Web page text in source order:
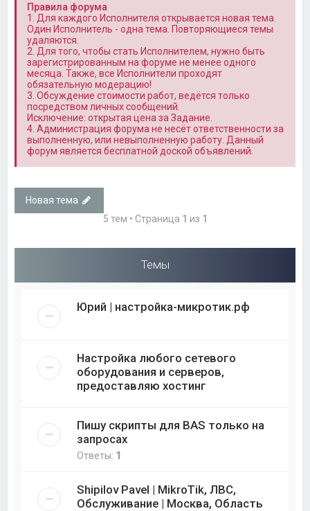
Правила форума
1. Для каждого Исполнителя открывается новая тема.
Один Исполнитель - одна тема. Повторяющиеся темы
удаляются.
2. Для того, чтобы стать Исполнителем, нужно быть
зарегистрированным на форуме не менее одного
месяца. Также, все Исполнители проходят
обязательную модерацию!
3. Обсуждение стоимости работ, ведётся только
посредством личных сообщений.
Исключение: открытая цена за Задание.
4. Администрация форума не несёт ответственности за
выполненную, или невыполненную работу. Данный
форум является бесплатной доской объявлений.
Новая тема
5 тем • Страница 1 из 1
Темы
Юрий | настройка-микротик.рф
Настройка любого сетевого
оборудования и серверов,
предоставляю хостинг
Пишу скрипты для BAS только на
запросах
Ответы: 1
Shipilov Pavel | MikroTik, ЛВС,
Обслуживание | Москва, Область